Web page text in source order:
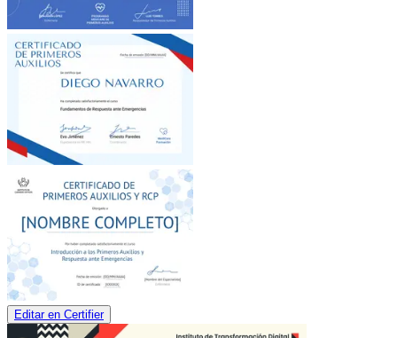
Editar en Certifier